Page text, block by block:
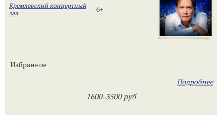
6+
Кремлевский концертный
зал
Избранное
Подробнее
1600-3500 руб